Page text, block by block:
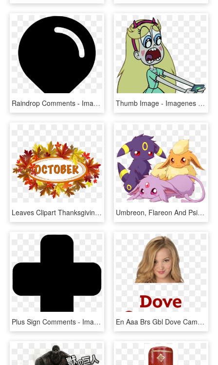
Raindrop Comments - Imagenes Del Deportivo Quito, HD Png Download Thumb Image - Imagenes De Star Wars Las Fuerzas Del Mal En Png, Transparent Png
Leaves Clipart Thanksgiving - Imagenes Del Mes De Octubre En Ingles, HD Png Download Umbreon, Flareon And Psiana<3 - Imagenes Del Pokemon Flareon, HD Png Download
Plus Sign Comments - Imagenes Del Signo De Suma, HD Png Download En Aaa Brs Gbl Dove Cameron - Imagenes Del Nombre De Dove Cameron, HD Png Download